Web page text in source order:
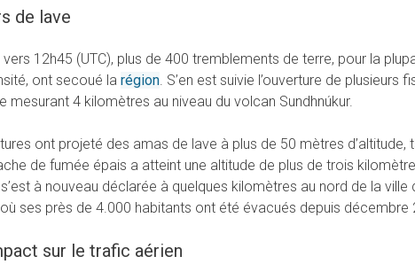
de lave
vers 12h45 (UTC), plus de 400 tremblements de terre, pour la
ont secoué la région. S’en est suivie l’ouverture de plusieurs
mesurant 4 kilomètres au niveau du volcan Sundhnúkur.
ont projeté des amas de lave à plus de 50 mètres d’altitude,
de fumée épais a atteint une altitude de plus de trois
s’est à nouveau déclarée à quelques kilomètres au nord de la ville
ses près de 4.000 habitants ont été évacués depuis décembre
sur le trafic aérien